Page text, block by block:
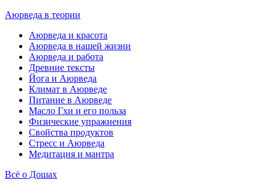
Аюрведа в теории
Аюрведа и красота
Аюрведа в нашей жизни
Аюрведа и работа
Древние тексты
Йога и Аюрведа
Климат в Аюрведе
Питание в Аюрведе
Масло Гхи и его польза
Физические упражнения
Свойства продуктов
Стресс и Аюрведа
Медитация и мантра
Всё о Дошах